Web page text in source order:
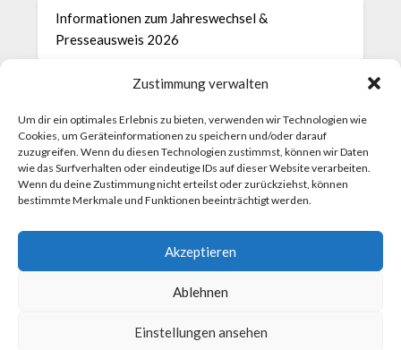
Zustimmung verwalten
Um dir ein optimales Erlebnis zu bieten, verwenden wir Technologien wie
Cookies, um Geräteinformationen zu speichern und/oder darauf
zuzugreifen. Wenn du diesen Technologien zustimmst, können wir Daten
wie das Surfverhalten oder eindeutige IDs auf dieser Website verarbeiten.
Wenn du deine Zustimmung nicht erteilst oder zurückziehst, können
bestimmte Merkmale und Funktionen beeinträchtigt werden.
Akzeptieren
Ablehnen
Einstellungen ansehen
Informationen zum Jahreswechsel &
Presseausweis 2026
28.11.2025 Protokoll der Generalversammlung
Einladung zur Generalversammlung der
Vereinigung der Parlamentsredakteurinnen und -
redakteure am Freitag, 28. November 2025, um
8.30 Uhr
Get-together im Parlament am 18. November
©2026 Vereinigung der Parlamentsredakteurinnen und -